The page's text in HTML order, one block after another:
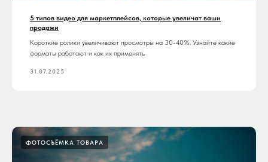
5 типов видео для маркетплейсов, которые увеличат ваши
продажи
Короткие ролики увеличивают просмотры на 30-40%. Узнайте какие
форматы работают и как их применять
31.07.2025
ФОТОСЪЁМКА ТОВАРА